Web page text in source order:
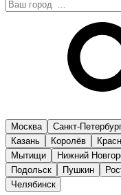
Москва Санкт-
Казань
Королёв
Мытищи
Нижний
Подольск
Пушкин
Челябинск